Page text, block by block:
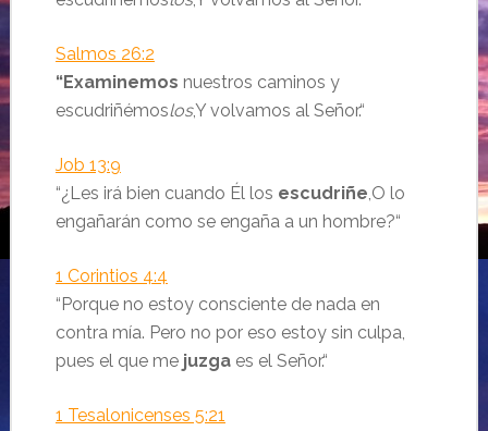
Salmos 26:2
“Examinemos nuestros caminos y
escudriñémoslos,Y volvamos al Señor.“
Job 13:9
“¿Les irá bien cuando Él los escudriñe O lo
engañarán como se engaña a un hombre?“
1 Corintios 4:4
“Porque no estoy consciente de nada en
contra mía. Pero no por eso estoy sin culpa,
pues el que me juzgaes el Señor.“
1 Tesalonicenses 5:21